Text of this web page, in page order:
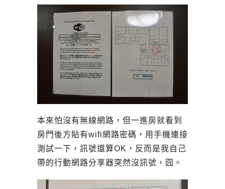
本來怕沒有無線網路，但一進房就看到
房門後方貼有wifi網路密碼，用手機連接
測試一下，訊號還算OK，反而是我自己
帶的行動網路分享器突然沒訊號，囧。